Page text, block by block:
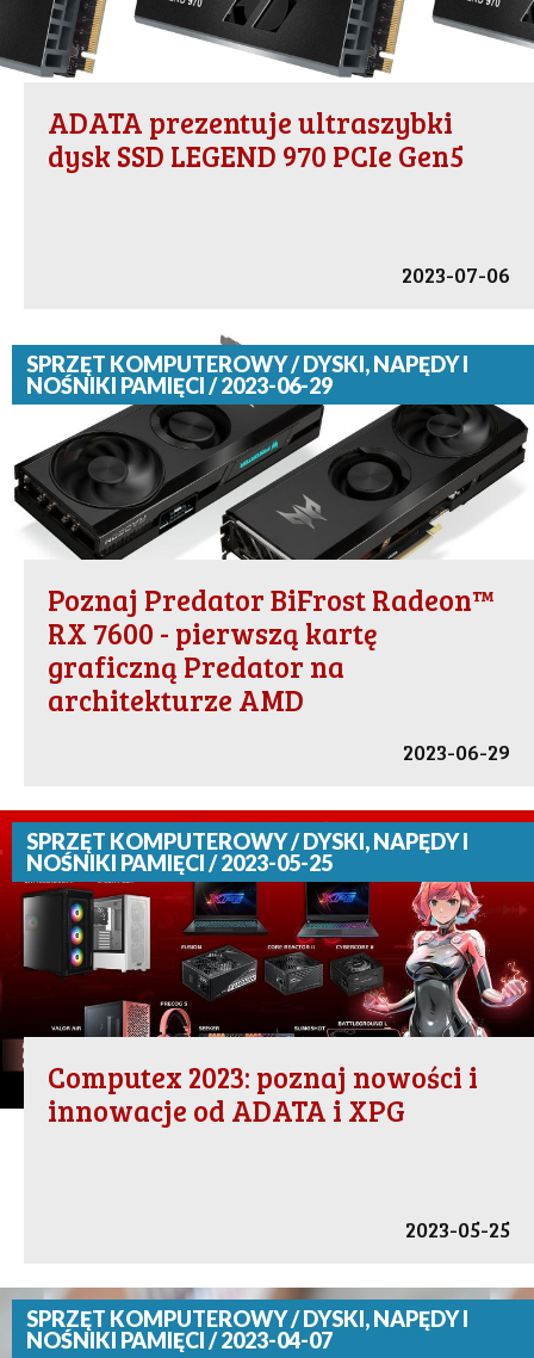
ADATA prezentuje ultraszybki
dysk SSD LEGEND 970 PCIe Gen5
2023-07-06
SPRZĘT KOMPUTEROWY / DYSKI, NAPĘDY I
NOŚNIKI PAMIĘCI / 2023-06-29
Poznaj Predator BiFrost Radeon™
RX 7600 - pierwszą kartę
graficzną Predator na
architekturze AMD
2023-06-29
SPRZĘT KOMPUTEROWY / DYSKI, NAPĘDY I
NOŚNIKI PAMIĘCI / 2023-05-25
Computex 2023: poznaj nowości i
innowacje od ADATA i XPG
2023-05-25
SPRZĘT KOMPUTEROWY / DYSKI, NAPĘDY I
NOŚNIKI PAMIĘCI / 2023-04-07